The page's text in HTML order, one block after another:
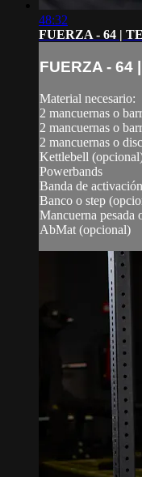
48:32
FUERZA - 64 |
FUERZA - 64
Material necesario:
2 mancuernas o
2 mancuernas o
2 mancuernas o
Kettlebell
Powerbands
Banda de activación
Banco o step
Mancuerna pesada
AbMat (opcional)